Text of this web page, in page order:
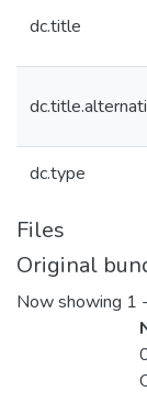
dc.title
dc.type
Files
Original
Now showing 1